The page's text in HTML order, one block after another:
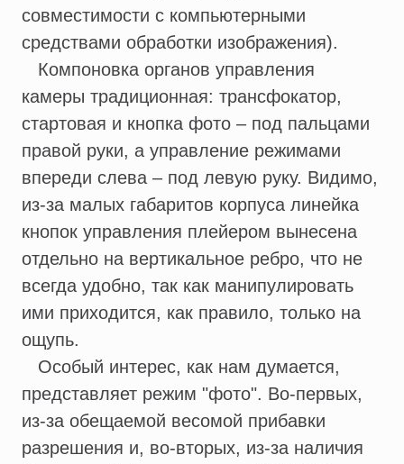
совместимости с компьютерными
средствами обработки изображения).
Компоновка органов управления
камеры традиционная: трансфокатор,
стартовая и кнопка фото – под пальцами
правой руки, а управление режимами
впереди слева – под левую руку. Видимо,
из-за малых габаритов корпуса линейка
кнопок управления плейером вынесена
отдельно на вертикальное ребро, что не
всегда удобно, так как манипулировать
ими приходится, как правило, только на
ощупь.
Особый интерес, как нам думается,
представляет режим "фото". Во-первых,
из-за обещаемой весомой прибавки
разрешения и, во-вторых, из-за наличия